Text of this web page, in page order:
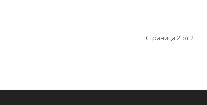
Страница 2 от 2